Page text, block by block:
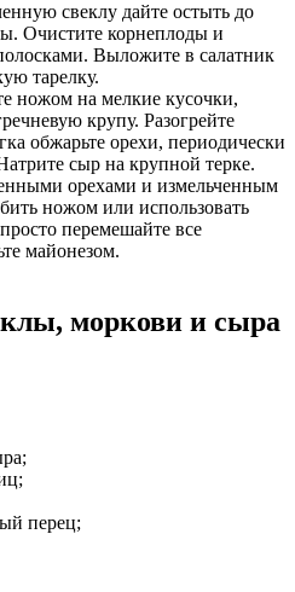
свеклу дайте остыть до
Очистите корнеплоды и
Выложите в салатник
тарелку.
ножом на мелкие кусочки,
крупу. Разогрейте
обжарьте орехи, периодически
сыр на крупной терке.
орехами и измельченным
ножом или использовать
перемешайте все
майонезом.
моркови и сыра
перец;